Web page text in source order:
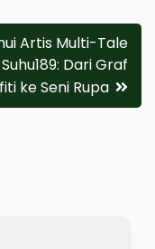
Artis Multi-Tale
Dari Graf
fiti ke Seni Rupa